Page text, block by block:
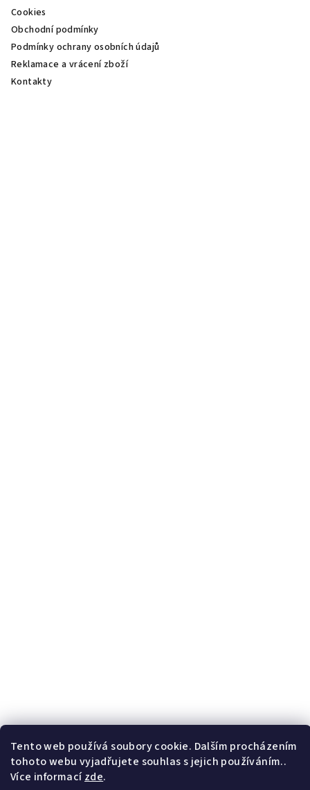
Tento web používá soubory cookie. Dalším procházením
tohoto webu vyjadřujete souhlas s jejich používáním..
Více informacízde.
Cookies
Obchodní podmínky
Podmínky ochrany osobních údajů
Reklamace a vrácení zboží
Kontakty